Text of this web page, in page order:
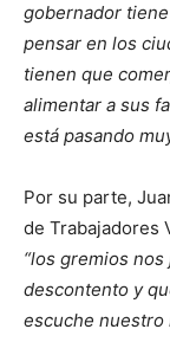
gobernador
pensar en los
tienen que
alimentar a sus
está pasando
Por su parte,
de Trabajadores
“los gremios
descontento y
escuche nuestro